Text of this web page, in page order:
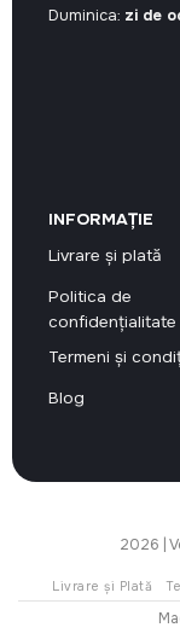
INFORMAȚIE
Livrare și plată
Politica de
confidențialitate
Termeni și
Blog
Duminica: zi de
2026 |
Livrare și Plată